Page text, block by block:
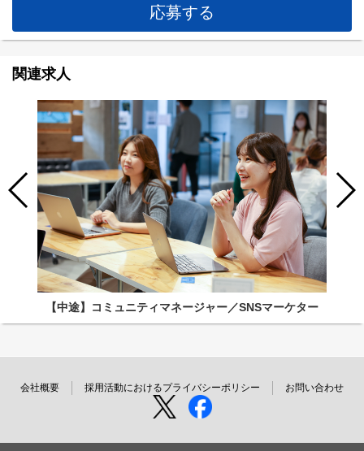
応募する
関連求人
【中途】コミュニティマネージャー／SNSマーケター
会社概要 採用活動におけるプライバシーポリシー お問い合わせ